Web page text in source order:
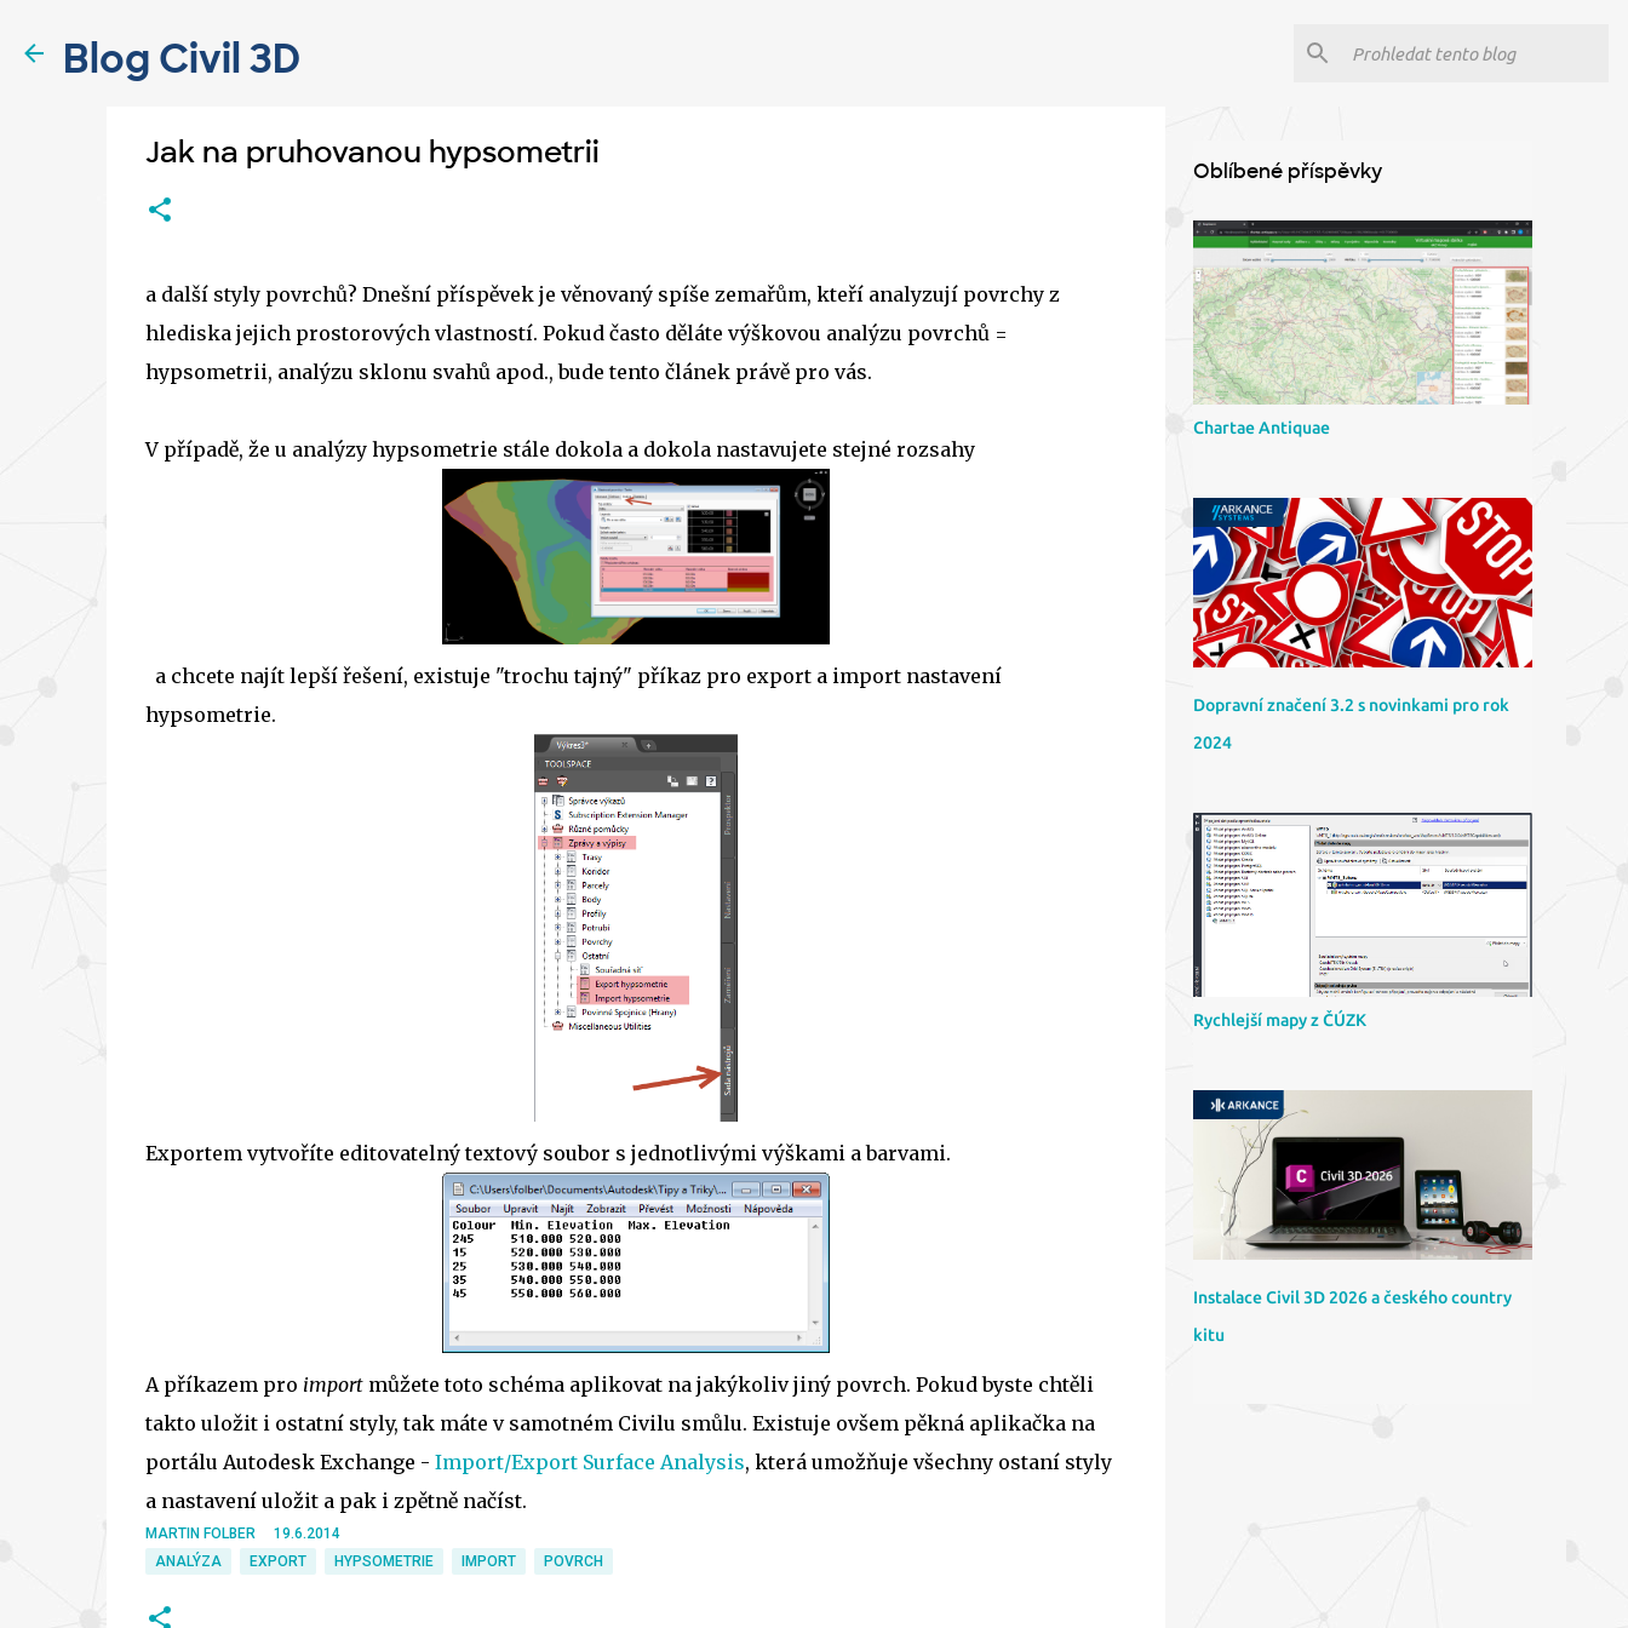
Blog Civil 3D
Jak na pruhovanou hypsometrii
a další styly povrchů? Dnešní příspěvek je věnovaný spíše zemařům, kteří analyzují povrchy z
hlediska jejich prostorových vlastností. Pokud často děláte výškovou analýzu povrchů =
hypsometrii, analýzu sklonu svahů apod., bude tento článek právě pro vás.
V případě, že u analýzy hypsometrie stále dokola a dokola nastavujete stejné rozsahy
a chcete najít lepší řešení, existuje "trochu tajný" příkaz pro export a import nastavení
hypsometrie.
Exportem vytvoříte editovatelný textový soubor s jednotlivými výškami a barvami.
A příkazem pro importmůžete toto schéma aplikovat na jakýkoliv jiný povrch. Pokud byste chtěli
takto uložit i ostatní styly, tak máte v samotném Civilu smůlu. Existuje ovšem pěkná aplikačka na
portálu Autodesk Exchange - Import/Export Surface Analysis, která umožňuje všechny ostaní styly
a nastavení uložit a pak i zpětně načíst.
MARTIN FOLBER
19.6.2014
ANALÝZA
EXPORT HYPSOMETRIE IMPORT POVRCH
Oblíbené příspěvky
Chartae Antiquae
Dopravní značení 3.2 s novinkami pro rok
2024
Rychlejší mapy z ČÚZK
Instalace Civil 3D 2026 a českého country
kitu